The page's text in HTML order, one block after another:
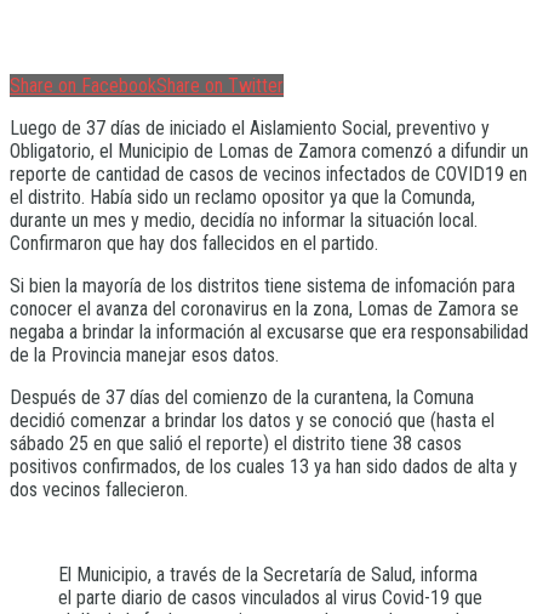
Share on FacebookShare on Twitter
Luego de 37 días de iniciado el Aislamiento Social, preventivo y
Obligatorio, el Municipio de Lomas de Zamora comenzó a difundir un
reporte de cantidad de casos de vecinos infectados de COVID19 en
el distrito. Había sido un reclamo opositor ya que la Comunda,
durante un mes y medio, decidía no informar la situación local.
Confirmaron que hay dos fallecidos en el partido.
Si bien la mayoría de los distritos tiene sistema de infomación para
conocer el avanza del coronavirus en la zona, Lomas de Zamora se
negaba a brindar la información al excusarse que era responsabilidad
de la Provincia manejar esos datos.
Después de 37 días del comienzo de la curantena, la Comuna
decidió comenzar a brindar los datos y se conoció que (hasta el
sábado 25 en que salió el reporte) el distrito tiene 38 casos
positivos confirmados, de los cuales 13 ya han sido dados de alta y
dos vecinos fallecieron.
El Municipio, a través de la Secretaría de Salud, informa
el parte diario de casos vinculados al virus Covid-19 que